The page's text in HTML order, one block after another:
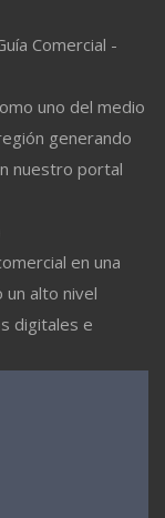
Comercial -
uno del medio
generando
nuestro portal
en una
un alto nivel
digitales e